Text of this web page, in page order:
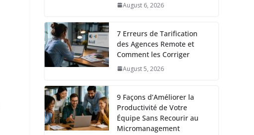
August 6, 2026
7 Erreurs de Tarification
des Agences Remote et
Comment les Corriger
August 5, 2026
9 Façons d’Améliorer la
Productivité de Votre
Équipe Sans Recourir au
Micromanagement